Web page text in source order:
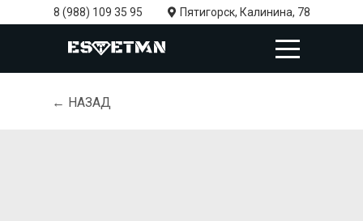
8 (988) 109 35 95 Пятигорск, Калинина, 78
← НАЗАД